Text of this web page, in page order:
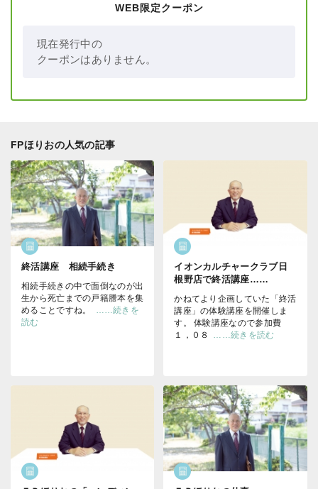
WEB限定クーポン
現在発行中の
クーポンはありません。
FPほりおの人気の記事
終活講座 相続手続き
相続手続きの中で面倒なのが出
生から死亡までの戸籍謄本を集
めることですね。
……続きを
読む
イオンカルチャークラブ日
根野店で終活講座……
かねてより企画していた「終活
講座」の体験講座を開催しま
す。 体験講座なので参加費
１，０８
……続きを読む